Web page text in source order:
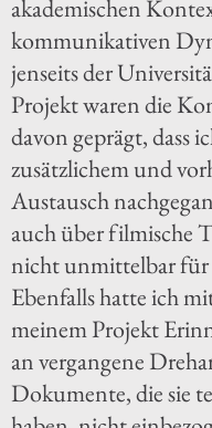
akademischen
kommunikativen
jenseits der
Projekt waren die
davon geprägt, dass
zusätzlichem und
Austausch
auch über filmische
nicht unmittelbar für
Ebenfalls hatte ich
meinem Projekt
an vergangene
Dokumente, die sie